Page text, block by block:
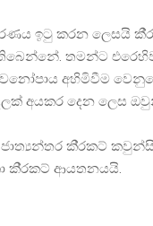
ඉටු කරන ලෙසයි
තමන්ට
අහිමිවීම
අයකර දෙන ලෙස
කි‍්‍රකට්
කි‍්‍රකට් ආයතනයයි.